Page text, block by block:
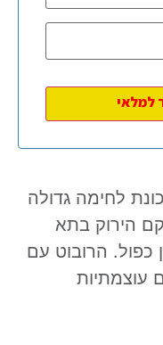
לחימה גדולה
הירוק בתא
כפול. הרובוט עם
עוצמתיות